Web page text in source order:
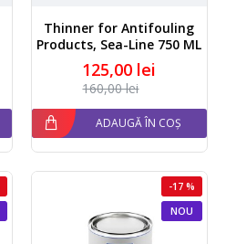
Thinner for Antifouling
Products, Sea-Line 750 ML
125,00 lei
160,00 lei
ADAUGĂ ÎN COȘ
NOU
-17 %